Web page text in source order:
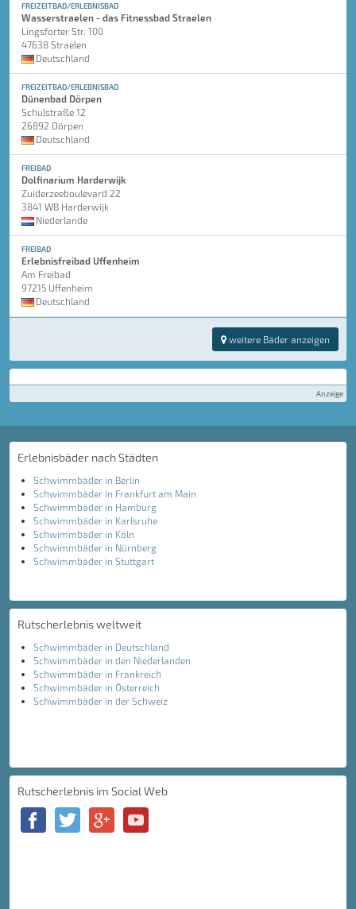
FREIZEITBAD/ERLEBNISBAD
Wasserstraelen - das Fitnessbad Straelen
Lingsforter Str. 100
47638 Straelen
Deutschland
FREIZEITBAD/ERLEBNISBAD
Dünenbad Dörpen
Schulstraße 12
26892 Dörpen
Deutschland
FREIBAD
Dolfinarium Harderwijk
Zuiderzeeboulevard 22
3841 WB Harderwijk
Niederlande
FREIBAD
Erlebnisfreibad Uffenheim
Am Freibad
97215 Uffenheim
Deutschland
weitere Bäder anzeigen
Anzeige
Erlebnisbäder nach Städten
Schwimmbäder in Berlin
Schwimmbäder in Frankfurt am Main
Schwimmbäder in Hamburg
Schwimmbäder in Karlsruhe
Schwimmbäder in Köln
Schwimmbäder in Nürnberg
Schwimmbäder in Stuttgart
Rutscherlebnis weltweit
Schwimmbäder in Deutschland
Schwimmbäder in den Niederlanden
Schwimmbäder in Frankreich
Schwimmbäder in Österreich
Schwimmbäder in der Schweiz
Rutscherlebnis im Social Web